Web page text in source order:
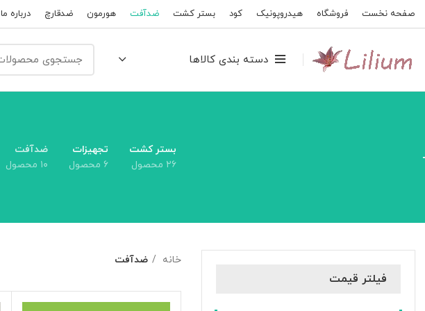
صفحه نخست فروشگاه هیدروپونیک کود بستر کشت ضدآفت هورمون ضدقارچ درباره ما
دسته بندی کالاها
بستر کشت
۲۶ محصول
تجهیزات
۶ محصول
ضدآفت
۱۰ محصول
فیلتر قیمت
خانه ضدآفت